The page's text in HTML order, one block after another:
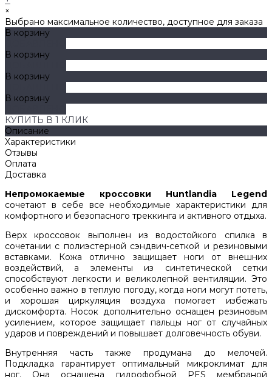
×
Выбрано максимальное количество, доступное для заказа
В корзину
В корзину
В корзину
В корзину
КУПИТЬ В 1 КЛИК
Описание
Характеристики
Отзывы
Оплата
Доставка
Непромокаемые кроссовки Huntlandia Legend
сочетают в себе все необходимые характеристики для
комфортного и безопасного треккинга и активного отдыха.
Верх кроссовок выполнен из водостойкого спилка в
сочетании с полиэстерной сэндвич-сеткой и резиновыми
вставками. Кожа отлично защищает ноги от внешних
воздействий, а элементы из синтетической сетки
способствуют легкости и великолепной вентиляции. Это
особенно важно в теплую погоду, когда ноги могут потеть,
и хорошая циркуляция воздуха помогает избежать
дискомфорта. Носок дополнительно оснащен резиновым
усилением, которое защищает пальцы ног от случайных
ударов и повреждений и повышает долговечность обуви.
Внутренняя часть также продумана до мелочей.
Подкладка гарантирует оптимальный микроклимат для
ног. Она оснащена гидрофобной PES мембраной